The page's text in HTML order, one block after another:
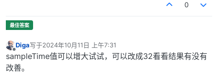
0
离线
Diga写于2024年10月11日 上午7:31
最后由 编辑
sampleTime值可以增大试试，可以改成32看看结果有没有
改善。